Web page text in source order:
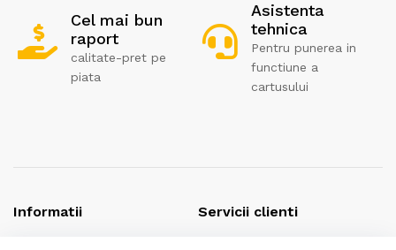
Cel mai bun
raport
calitate-pret pe
piata
Asistenta
tehnica
Pentru punerea in
functiune a
cartusului
Informatii Servicii clienti